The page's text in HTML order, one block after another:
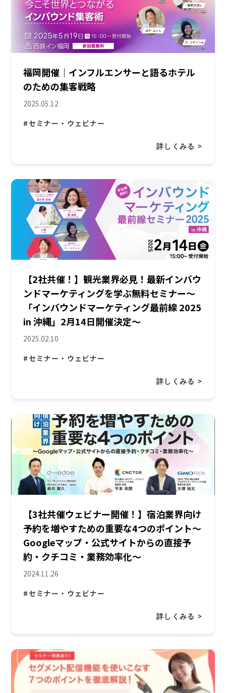
福岡開催｜インフルエンサーと語るホテル
のための集客戦略
2025.05.12
#セミナー・ウェビナー
詳しくみる >
【2社共催！】観光業界必見！最新インバウ
ンドマーケティングを学ぶ無料セミナー～
「インバウンドマーケティング最前線 2025
in 沖縄」2月14日開催決定～
2025.02.10
#セミナー・ウェビナー
詳しくみる >
【3社共催ウェビナー開催！】宿泊業界向け
予約を増やすための重要な4つのポイント〜
Googleマップ・公式サイトからの直接予
約・クチコミ・業務効率化〜
2024.11.26
#セミナー・ウェビナー
詳しくみる >